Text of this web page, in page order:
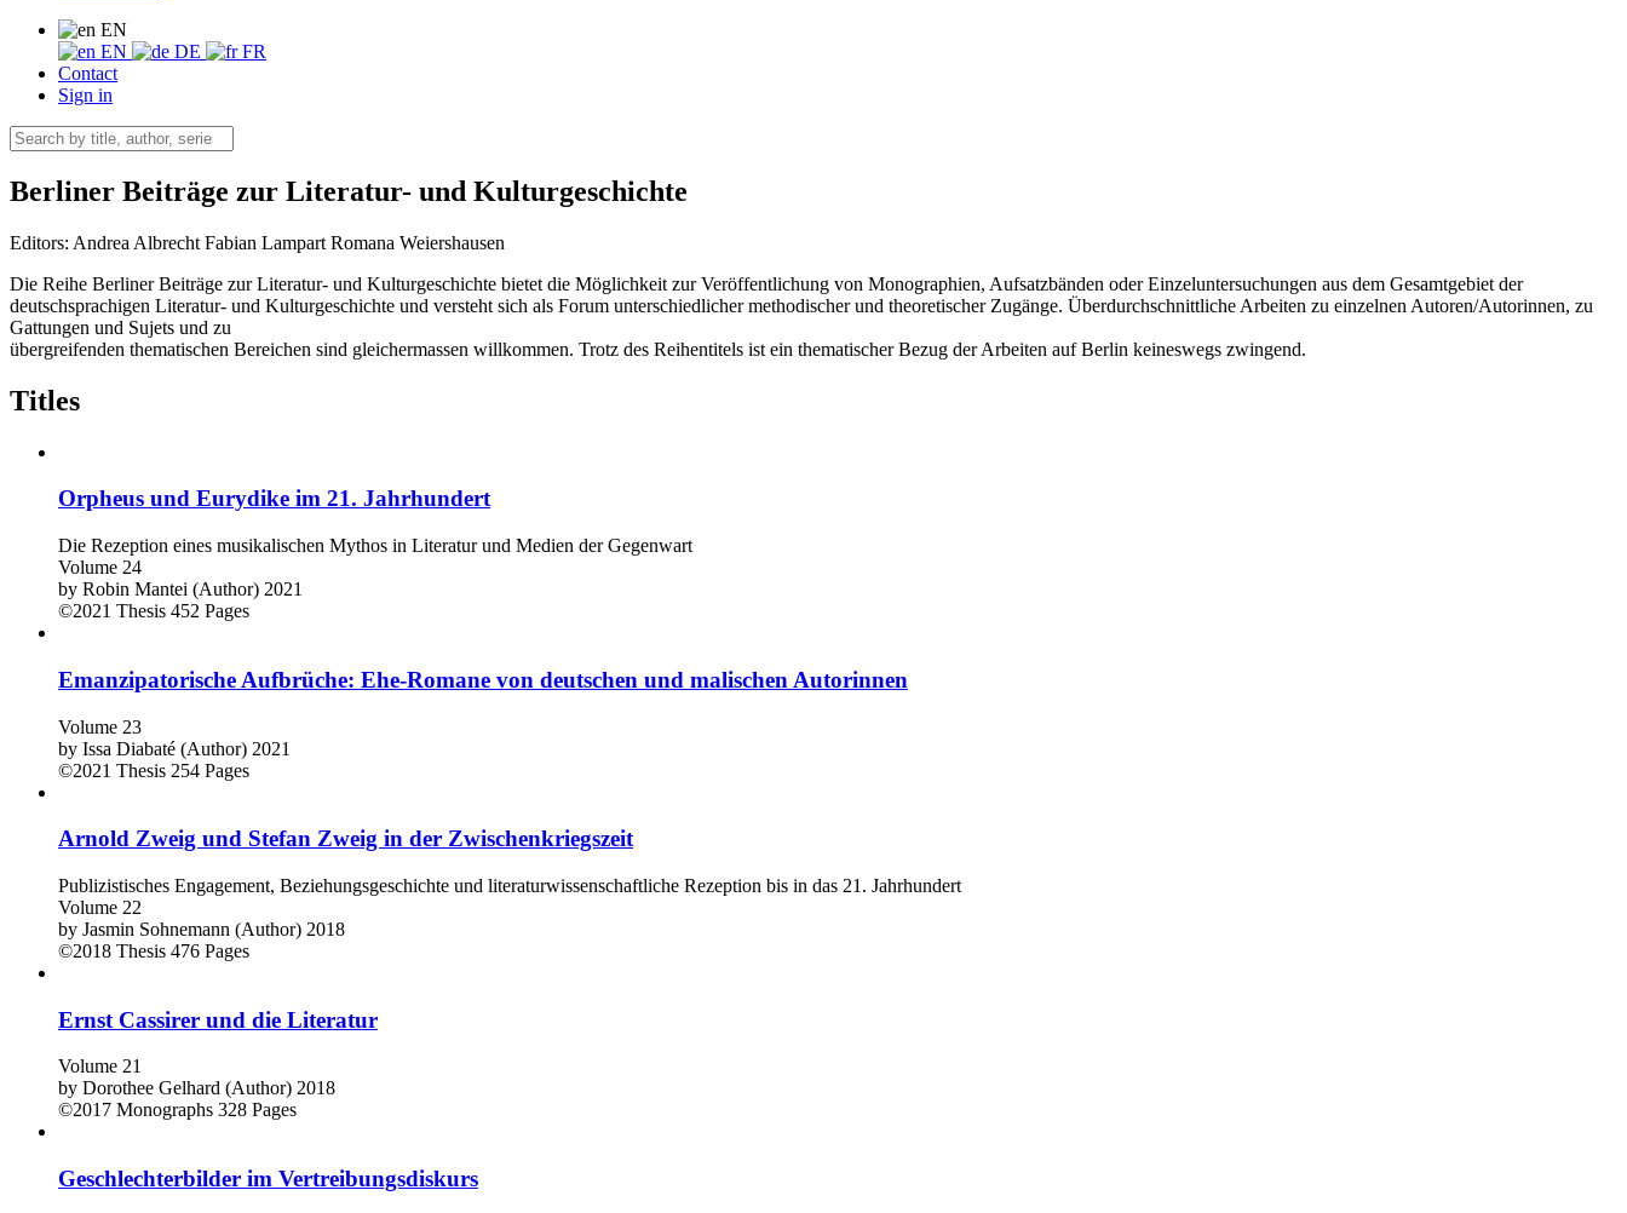
EN
EN
DE
FR
Contact
Sign in
Berliner Beiträge zur Literatur- und Kulturgeschichte
Editors: Andrea Albrecht Fabian Lampart Romana Weiershausen
Die Reihe Berliner Beiträge zur Literatur- und Kulturgeschichte bietet die Möglichkeit zur Veröffentlichung von Monographien, Aufsatzbänden oder Einzeluntersuchungen aus dem Gesamtgebiet der
deutschsprachigen Literatur- und Kulturgeschichte und versteht sich als Forum unterschiedlicher methodischer und theoretischer Zugänge. Überdurchschnittliche Arbeiten zu einzelnen Autoren/Autorinnen, zu
Gattungen und Sujets und zu
übergreifenden thematischen Bereichen sind gleichermassen willkommen. Trotz des Reihentitels ist ein thematischer Bezug der Arbeiten auf Berlin keineswegs zwingend.
Titles
Orpheus und Eurydike im 21. Jahrhundert
Die Rezeption eines musikalischen Mythos in Literatur und Medien der Gegenwart
Volume 24
by Robin Mantei (Author) 2021
©2021 Thesis 452 Pages
Emanzipatorische Aufbrüche: Ehe-Romane von deutschen und malischen Autorinnen
Volume 23
by Issa Diabaté (Author) 2021
©2021 Thesis 254 Pages
Arnold Zweig und Stefan Zweig in der Zwischenkriegszeit
Publizistisches Engagement, Beziehungsgeschichte und literaturwissenschaftliche Rezeption bis in das 21. Jahrhundert
Volume 22
by Jasmin Sohnemann (Author) 2018
©2018 Thesis 476 Pages
Ernst Cassirer und die Literatur
Volume 21
by Dorothee Gelhard (Author) 2018
©2017 Monographs 328 Pages
Geschlechterbilder im Vertreibungsdiskurs